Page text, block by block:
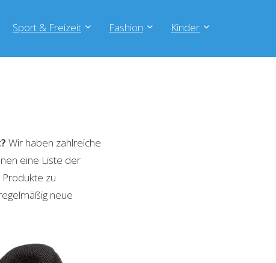
Sport & Freizeit Fashion Kinder
Wir haben zahlreiche
eine Liste der
zu
neue